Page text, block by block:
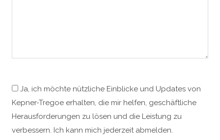
Ja, ich möchte nützliche Einblicke und Updates von
Kepner-Tregoe erhalten, die mir helfen, geschäftliche
Herausforderungen zu lösen und die Leistung zu
verbessern. Ich kann mich jederzeit abmelden.